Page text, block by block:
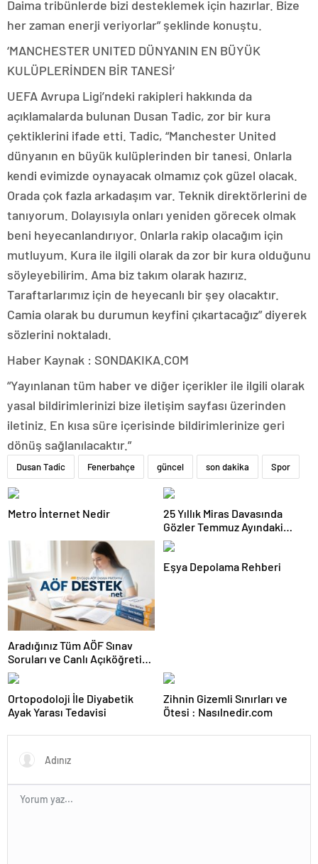
Daima tribünlerde bizi desteklemek için hazırlar. Bize
her zaman enerji veriyorlar” şeklinde konuştu.
‘MANCHESTER UNITED DÜNYANIN EN BÜYÜK
KULÜPLERİNDEN BİR TANESİ’
UEFA Avrupa Ligi’ndeki rakipleri hakkında da
açıklamalarda bulunan Dusan Tadic, zor bir kura
çektiklerini ifade etti. Tadic, “Manchester United
dünyanın en büyük kulüplerinden bir tanesi. Onlarla
kendi evimizde oynayacak olmamız çok güzel olacak.
Orada çok fazla arkadaşım var. Teknik direktörlerini de
tanıyorum. Dolayısıyla onları yeniden görecek olmak
beni heyecanlandırıyor. Onlarla rakip olacağım için
mutluyum. Kura ile ilgili olarak da zor bir kura olduğunu
söyleyebilirim. Ama biz takım olarak hazırız.
Taraftarlarımız için de heyecanlı bir şey olacaktır.
Camia olarak bu durumun keyfini çıkartacağız” diyerek
sözlerini noktaladı.
Haber Kaynak : SONDAKIKA.COM
“Yayınlanan tüm haber ve diğer içerikler ile ilgili olarak
yasal bildirimlerinizi bize iletişim sayfası üzerinden
iletiniz. En kısa süre içerisinde bildirimlerinize geri
dönüş sağlanılacaktır.”
Dusan Tadic Fenerbahçe güncel son dakika Spor
Metro İnternet Nedir
25 Yıllık Miras Davasında
Gözler Temmuz Ayındaki
Karar Duruşmasına Çevrildi
Aradığınız Tüm AÖF Sınav
Soruları ve Canlı Açıköğretim
Forumu Burada
Eşya Depolama Rehberi
Ortopodoloji İle Diyabetik
Ayak Yarası Tedavisi
Zihnin Gizemli Sınırları ve
Ötesi : Nasılnedir.com